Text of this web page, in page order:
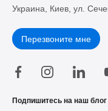
Украина, Киев, ул.
Перезвоните мне
Подпишитесь на наш блог